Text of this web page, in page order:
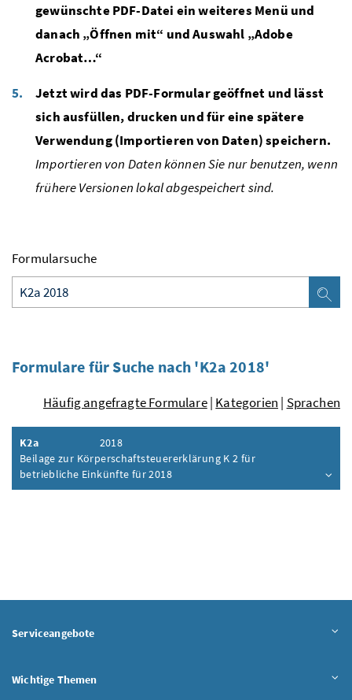
gewünschte PDF-Datei ein weiteres Menü und
danach „Öffnen mit“ und Auswahl „Adobe
Acrobat…“
Jetzt wird das PDF-Formular geöffnet und lässt
sich ausfüllen, drucken und für eine spätere
Verwendung (Importieren von Daten) speichern.
Importieren von Daten können Sie nur benutzen, wenn
frühere Versionen lokal abgespeichert sind.
Formularsuche
Formulare für Suche nach 'K2a 2018'
Häufig angefragte Formulare| Kategorien | Sprachen
K2a
2018
Beilage zur Körperschaftsteuererklärung K 2 für
betriebliche Einkünfte für 2018
Inhalt aufklappen
Serviceangebote
Wichtige Themen